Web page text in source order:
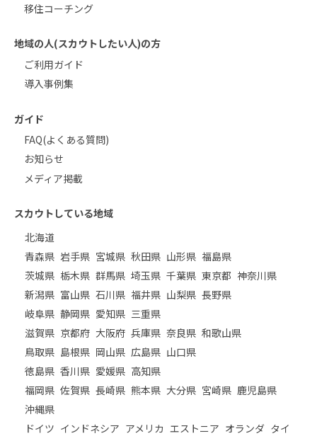
移住コーチング
地域の人(スカウトしたい人)の方
ご利用ガイド
導入事例集
ガイド
FAQ(よくある質問)
お知らせ
メディア掲載
スカウトしている地域
北海道
青森県 岩手県 宮城県 秋田県 山形県 福島県
茨城県 栃木県 群馬県 埼玉県 千葉県 東京都 神奈川県
新潟県 富山県 石川県 福井県 山梨県 長野県
岐阜県 静岡県 愛知県 三重県
滋賀県 京都府 大阪府 兵庫県 奈良県 和歌山県
鳥取県 島根県 岡山県 広島県 山口県
徳島県 香川県 愛媛県 高知県
福岡県 佐賀県 長崎県 熊本県 大分県 宮崎県 鹿児島県
沖縄県
ドイツ インドネシア アメリカ エストニア オランダ タイ